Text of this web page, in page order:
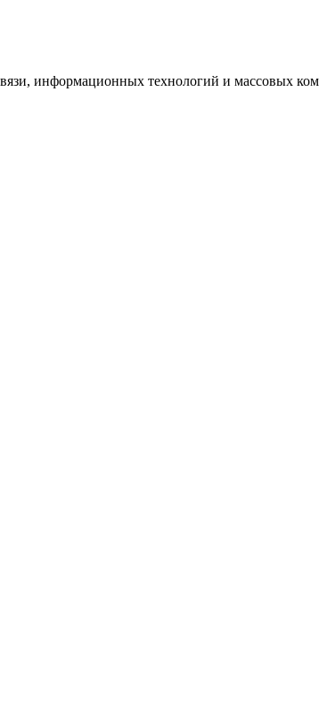
информационных технологий и массовых